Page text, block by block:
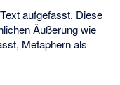
aufgefasst. Diese
Äußerung wie
Metaphern als